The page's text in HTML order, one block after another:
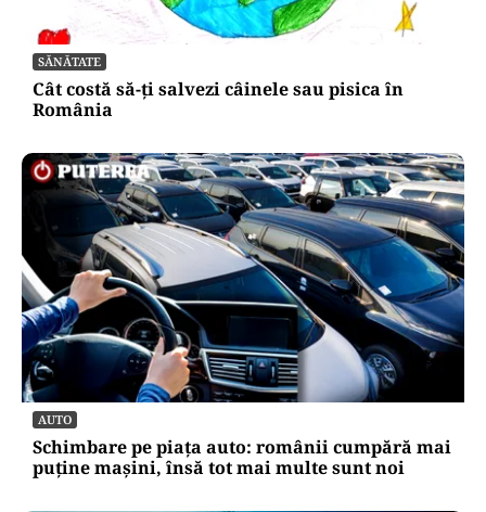
SĂNĂTATE
Cât costă să-ți salvezi câinele sau pisica în
România
AUTO
Schimbare pe piața auto: românii cumpără mai
puține mașini, însă tot mai multe sunt noi